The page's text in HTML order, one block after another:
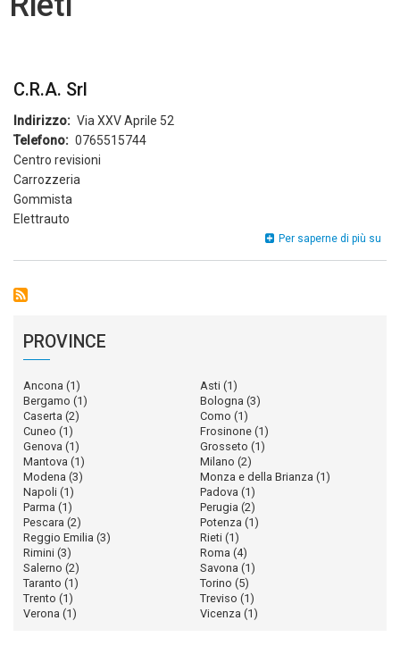
C.R.A. Srl
Indirizzo
Via XXV Aprile 52
Telefono
0765515744
Centro revisioni
Carrozzeria
Gommista
Elettrauto
Per saperne di più su
PROVINCE
Ancona (1) Asti (1)
Bergamo (1) Bologna (3)
Caserta (2) Como (1)
Cuneo (1) Frosinone (1)
Genova (1) Grosseto (1)
Mantova (1) Milano (2)
Modena (3) Monza e della Brianza (1)
Napoli (1) Padova (1)
Parma (1) Perugia (2)
Pescara (2) Potenza (1)
Reggio Emilia (3) Rieti (1)
Rimini (3) Roma (4)
Salerno (2) Savona (1)
Taranto (1) Torino (5)
Trento (1) Treviso (1)
Verona (1) Vicenza (1)